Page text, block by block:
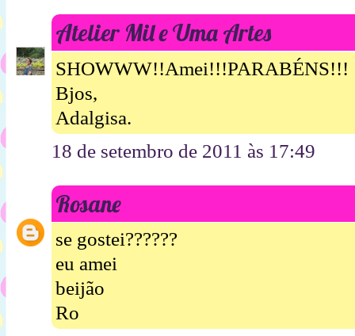
Atelier Mil e Uma Artes
SHOWWW!!Amei!!!PARABÉNS!!!
Bjos,
Adalgisa.
18 de setembro de 2011 às 17:49
Rosane
se gostei??????
eu amei
beijão
Ro